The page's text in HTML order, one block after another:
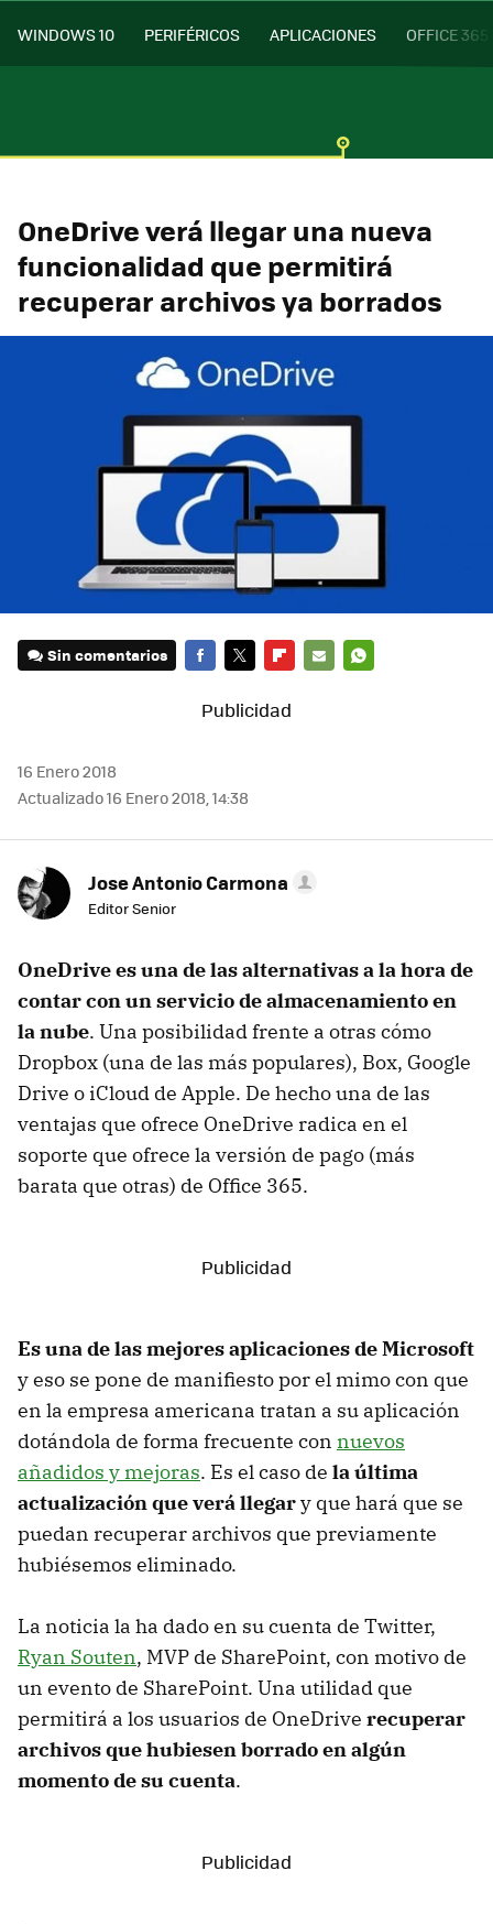
WINDOWS 10 PERIFÉRICOS APLICACIONES OFFICE 365
OneDrive verá llegar una nueva
funcionalidad que permitirá
recuperar archivos ya borrados
Sin comentarios
16 Enero 2018
Actualizado 16 Enero 2018, 14:38
Jose Antonio Carmona
Editor Senior
OneDrive es una de las alternativas a la hora de
contar con un servicio de almacenamiento en
la nube. Una posibilidad frente a otras cómo
Dropbox (una de las más populares), Box, Google
Drive o iCloud de Apple. De hecho una de las
ventajas que ofrece OneDrive radica en el
soporte que ofrece la versión de pago (más
barata que otras) de Office 365.
Es una de las mejores aplicaciones de Microsoft
y eso se pone de manifiesto por el mimo con que
en la empresa americana tratan a su aplicación
dotándola de forma frecuente con nuevos
añadidos y mejoras. Es el caso de la última
actualización que verá llegary que hará que se
puedan recuperar archivos que previamente
hubiésemos eliminado.
La noticia la ha dado en su cuenta de Twitter,
Ryan Souten, MVP de SharePoint, con motivo de
un evento de SharePoint. Una utilidad que
permitirá a los usuarios de OneDrive recuperar
archivos que hubiesen borrado en algún
momento de su cuenta.